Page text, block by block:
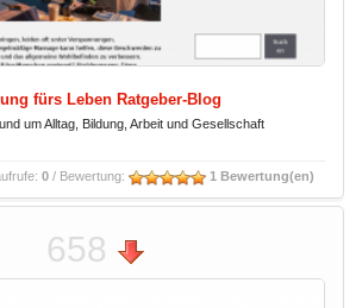
fürs Leben Ratgeber-Blog
um Alltag, Bildung, Arbeit und Gesellschaft
0/ Bewertung: 1 Bewertung(en)
658